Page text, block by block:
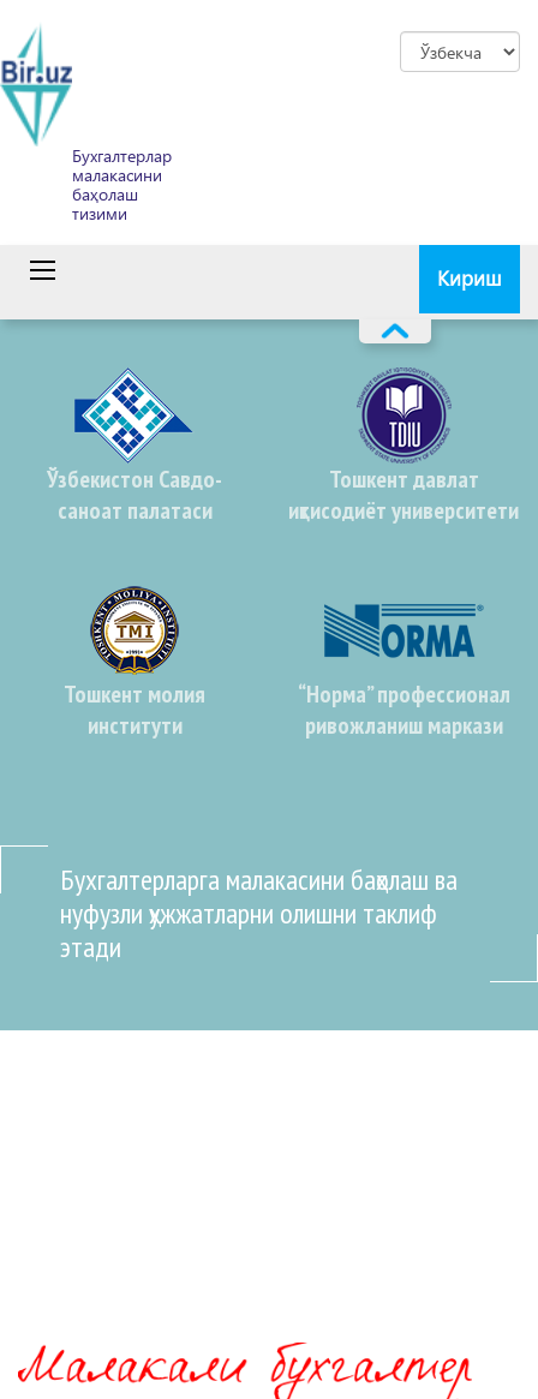
Бухгалтерлар
малакасини
баҳолаш
тизими
Кириш
Ўзбекистон Савдо-
саноат палатаси
Тошкент давлат
иқтисодиёт университети
Тошкент молия
институти
“Норма” профессионал
ривожланиш маркази
Бухгалтерларга малакасини баҳолаш ва
нуфузли ҳужжатларни олишни таклиф
этади